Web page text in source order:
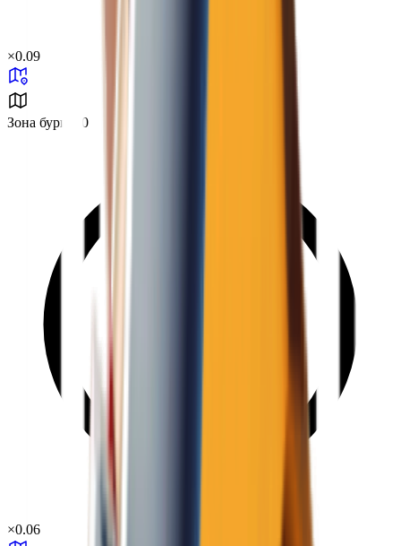
×0.09
Зона бури B0
×0.06